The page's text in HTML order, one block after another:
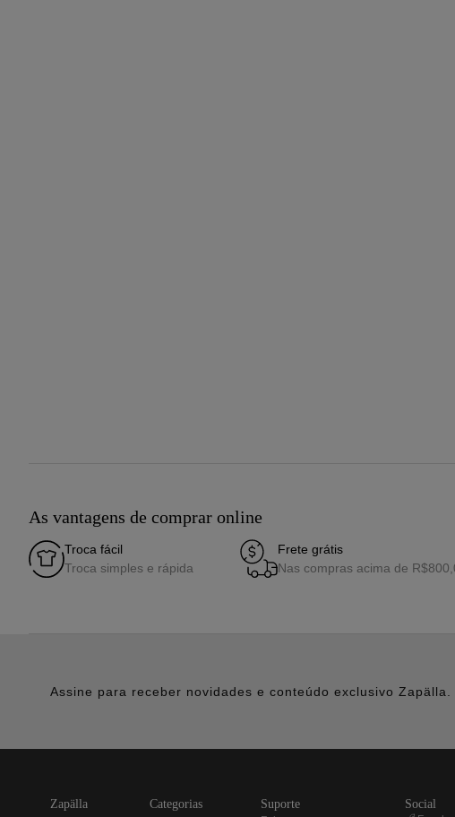
As vantagens de comprar online
Troca fácil
Troca simples e rápida
Frete grátis
Nas compras acima de
Assine para receber novidades e conteúdo exclusivo Zapälla.
zapälla categorias suporte social